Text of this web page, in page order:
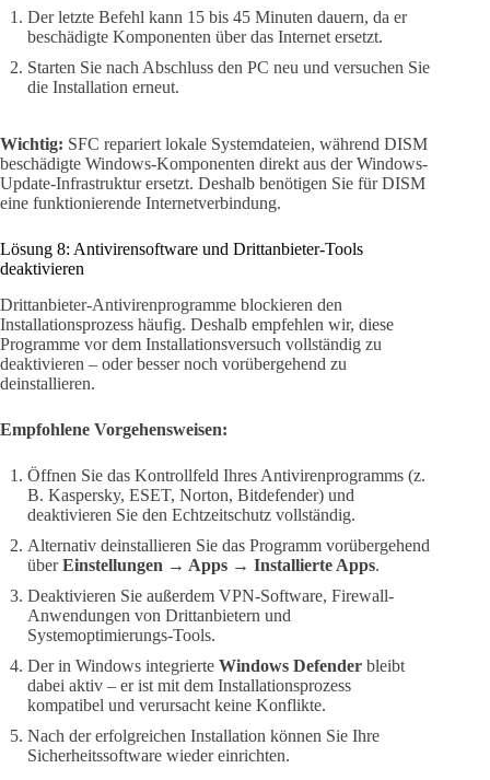
Der letzte Befehl kann 15 bis 45 Minuten dauern, da er
beschädigte Komponenten über das Internet ersetzt.
Starten Sie nach Abschluss den PC neu und versuchen Sie
die Installation erneut.
Wichtig: SFC repariert lokale Systemdateien, während DISM
beschädigte Windows-Komponenten direkt aus der Windows-
Update-Infrastruktur ersetzt. Deshalb benötigen Sie für DISM
eine funktionierende Internetverbindung.
Lösung 8: Antivirensoftware und Drittanbieter-Tools
deaktivieren
Drittanbieter-Antivirenprogramme blockieren den
Installationsprozess häufig. Deshalb empfehlen wir, diese
Programme vor dem Installationsversuch vollständig zu
deaktivieren – oder besser noch vorübergehend zu
deinstallieren.
Empfohlene Vorgehensweisen:
Öffnen Sie das Kontrollfeld Ihres Antivirenprogramms (z.
B. Kaspersky, ESET, Norton, Bitdefender) und
deaktivieren Sie den Echtzeitschutz vollständig.
Alternativ deinstallieren Sie das Programm vorübergehend
überEinstellungen → Apps → Installierte Apps.
Deaktivieren Sie außerdem VPN-Software, Firewall-
Anwendungen von Drittanbietern und
Systemoptimierungs-Tools.
Der in Windows integrierte Windows Defender bleibt
dabei aktiv – er ist mit dem Installationsprozess
kompatibel und verursacht keine Konflikte.
Nach der erfolgreichen Installation können Sie Ihre
Sicherheitssoftware wieder einrichten.